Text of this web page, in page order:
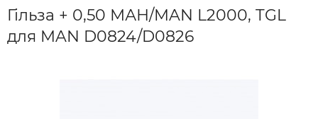
Гільза + 0,50 МАН/MAN L2000, TGL
для MAN D0824/D0826